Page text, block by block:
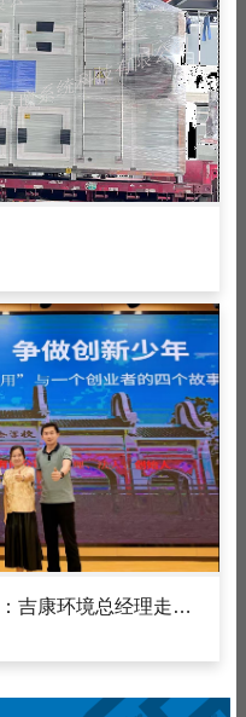
敢立时代潮头，争做创新少年：吉康环境总经理走进南海实验学校，与高中学子分享一个创业者的四个故事